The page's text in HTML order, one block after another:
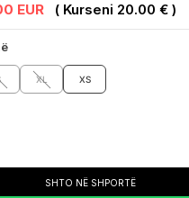
EUR ( Kurseni 20.00 € )
XL XS
SHTO NË SHPORTË